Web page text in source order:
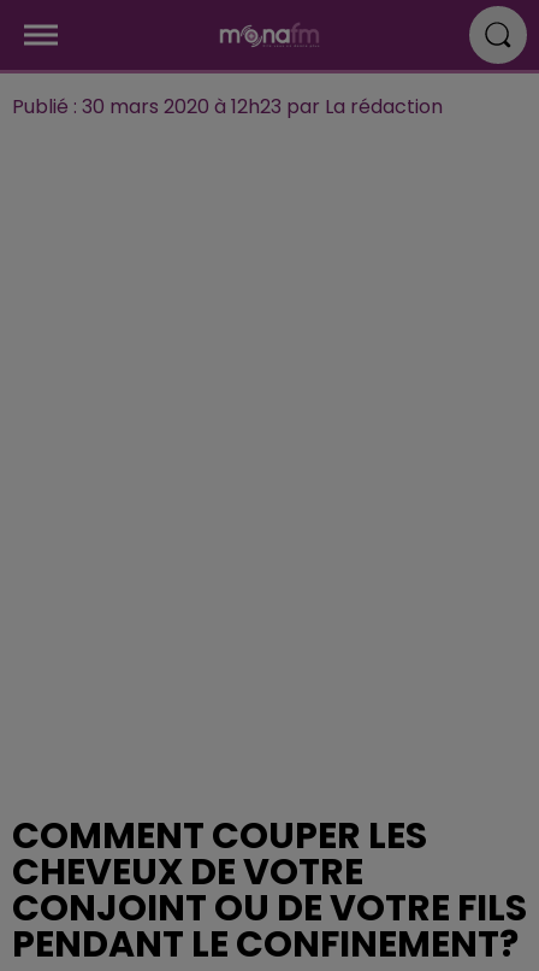
Publié : 30 mars 2020 à 12h23 par La rédaction
COMMENT COUPER LES
CHEVEUX DE VOTRE
CONJOINT OU DE VOTRE FILS
PENDANT LE CONFINEMENT?